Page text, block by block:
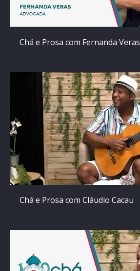
Chá e Prosa com Fernanda Veras
Chá e Prosa com Cláudio Cacau